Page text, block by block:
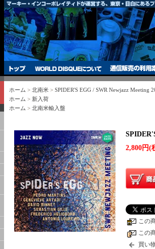
ホーム > 北南米 > SPIDER'S EGG / SWR Newjazz Meeting
ホーム > 新入荷
ホーム > 北南米輸入盤
2,800円(
この
この
買い